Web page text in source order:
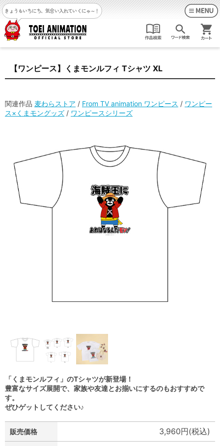
きょうもいちにち、気合い入れていくにゃ～！
【ワンピース】くまモンルフィ Tシャツ XL
関連作品 麦わらストア / From TV animation ワンピース / ワンピー
ス×くまモングッズ / ワンピースシリーズ
「くまモンルフィ」のTシャツが新登場！
豊富なサイズ展開で、家族や友達とお揃いにするのもおすすめで
す。
ぜひゲットしてください♪
販売価格 3,960円(税込)